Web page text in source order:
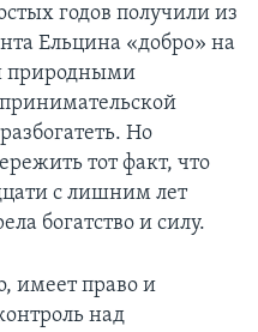
годов получили из
Ельцина «добро» на
природными
Но
тот факт, что
с лишним лет
богатство и силу.
имеет право и
над